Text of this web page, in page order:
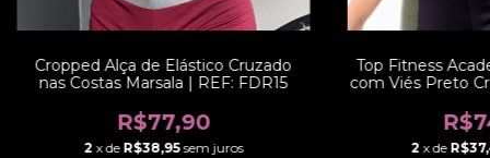
Cropped Alça de Elástico Cruzado
nas Costas Marsala | REF: FDR15
R$77,90
2 x de R$38,95 sem juros
Top Fitness
com Viés Preto
2 x de